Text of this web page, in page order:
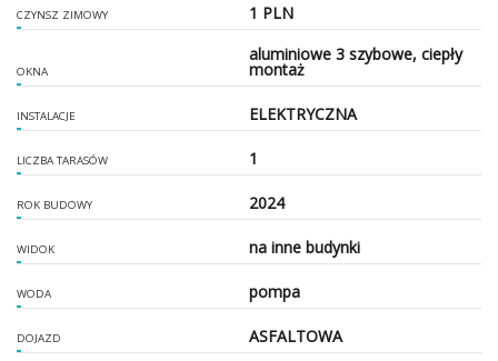
CZYNSZ ZIMOWY 1 PLN
OKNA
aluminiowe 3 szybowe, ciepły
montaż
INSTALACJE ELEKTRYCZNA
LICZBA TARASÓW 1
ROK BUDOWY 2024
WIDOK na inne budynki
WODA pompa
DOJAZD ASFALTOWA